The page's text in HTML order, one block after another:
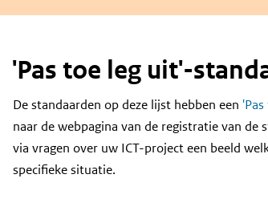
'Pas toe leg uit'-
Content
De standaarden op deze lijst hebben een
naar de webpagina van de registratie van
via vragen over uw ICT-project een beeld
specifieke situatie.